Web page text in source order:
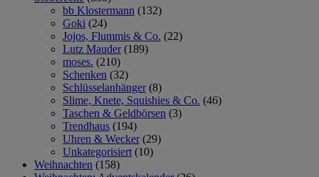
bb Klostermann (132)
Goki (24)
Jojos, Flummis & Co. (22)
Lutz Mauder (189)
moses. (210)
Schenken (32)
Schlüsselanhänger (8)
Slime, Knete, Squishies & Co. (46)
Taschen & Geldbörsen (3)
Trendhaus (194)
Uhren & Wecker (29)
Unkategorisiert (10)
Weihnachten (158)